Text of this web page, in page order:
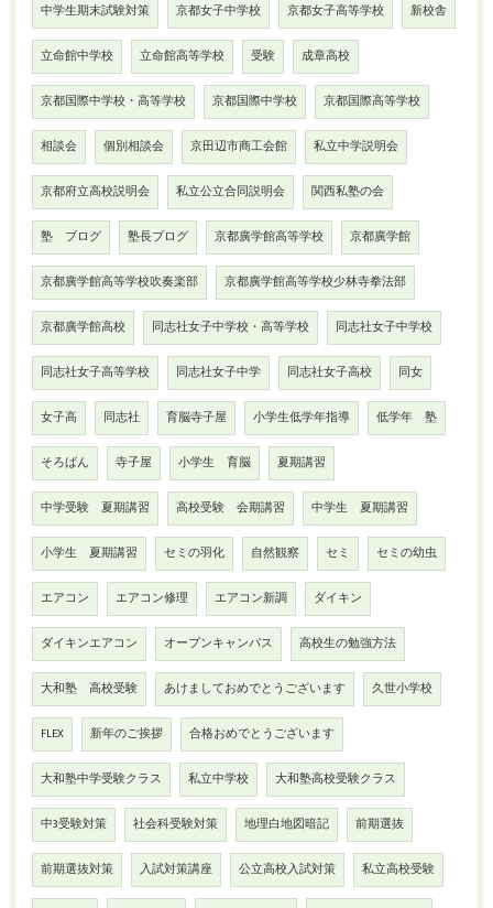
中学生期末試験対策 京都女子中学校 京都女子高等学校 新校舎
立命館中学校 立命館高等学校 受験 成章高校
京都国際中学校・高等学校 京都国際中学校 京都国際高等学校
相談会 個別相談会 京田辺市商工会館 私立中学説明会
京都府立高校説明会 私立公立合同説明会 関西私塾の会
塾 ブログ 塾長ブログ 京都廣学館高等学校 京都廣学館
京都廣学館高等学校吹奏楽部 京都廣学館高等学校少林寺拳法部
京都廣学館高校 同志社女子中学校・高等学校 同志社女子中学校
同志社女子高等学校 同志社女子中学 同志社女子高校 同女
女子高 同志社 育脳寺子屋 小学生低学年指導 低学年 塾
そろばん 寺子屋 小学生 育脳 夏期講習
中学受験 夏期講習 高校受験 会期講習 中学生 夏期講習
小学生 夏期講習 セミの羽化 自然観察 セミ セミの幼虫
エアコン エアコン修理 エアコン新調 ダイキン
ダイキンエアコン オープンキャンパス 高校生の勉強方法
大和塾 高校受験 あけましておめでとうございます 久世小学校
FLEX 新年のご挨拶 合格おめでとうございます
大和塾中学受験クラス 私立中学校 大和塾高校受験クラス
中3受験対策 社会科受験対策 地理白地図暗記 前期選抜
前期選抜対策 入試対策講座 公立高校入試対策 私立高校受験